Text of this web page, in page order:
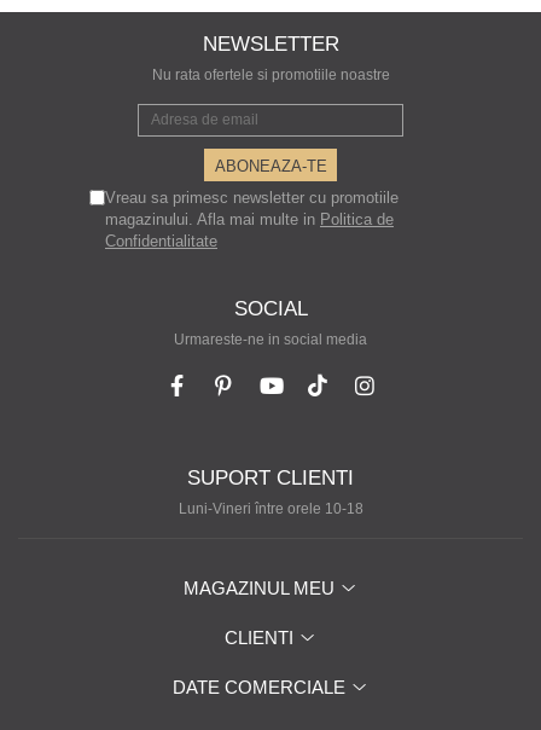
NEWSLETTER
Nu rata ofertele si promotiile noastre
Vreau sa primesc newsletter cu promotiile
magazinului. Afla mai multe in Politica de
Confidentialitate
SOCIAL
Urmareste-ne in social media
SUPORT CLIENTI
Luni-Vineri între orele 10-18
MAGAZINUL MEU
CLIENTI
DATE COMERCIALE